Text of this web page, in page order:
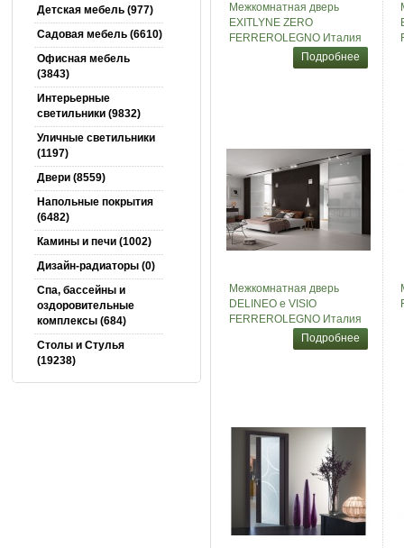
Детская мебель (977)
Садовая мебель (6610)
Офисная мебель
(3843)
Интерьерные
светильники (9832)
Уличные светильники
(1197)
Двери (8559)
Напольные покрытия
(6482)
Камины и печи (1002)
Дизайн-радиаторы (0)
Спа, бассейны и
оздоровительные
комплексы (684)
Столы и Cтулья
(19238)
Межкомнатная дверь
EXITLYNE ZERO
FERREROLEGNO Италия
Подробнее
Межкомнатная дверь
DELINEO e VISIO
FERREROLEGNO Италия
Подробнее